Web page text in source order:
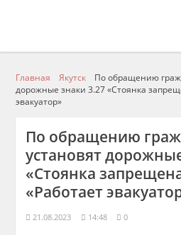
Главная Якутск
По обращению
дорожные знаки 3.27 «Стоянка
эвакуатор»
По обращению
установят
«Стоянка
«Работает
21.08.2023 14:48 0